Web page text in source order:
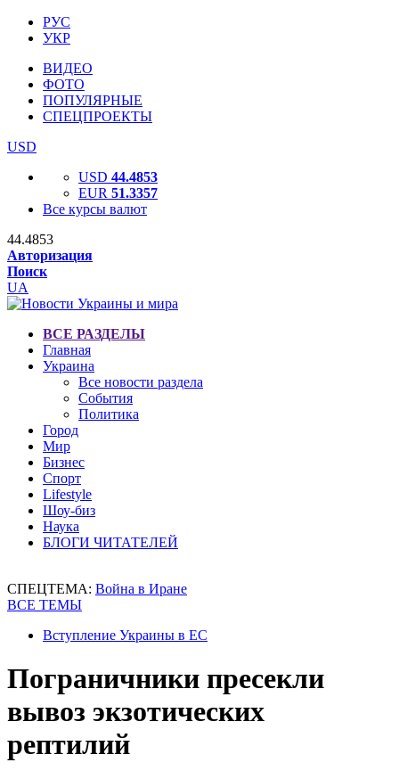
РУС
УКР
ВИДЕО
ФОТО
ПОПУЛЯРНЫЕ
СПЕЦПРОЕКТЫ
USD
USD 44.4853
EUR 51.3357
Все курсы валют
44.4853
Авторизация
Поиск
UA
ВСЕ РАЗДЕЛЫ
Главная
Украина
Все новости раздела
События
Политика
Город
Мир
Бизнес
Спорт
Lifestyle
Шоу-биз
Наука
БЛОГИ ЧИТАТЕЛЕЙ
СПЕЦТЕМА: Война в Иране
ВСЕ ТЕМЫ
Вступление Украины в ЕС
Пограничники пресекли
вывоз экзотических
рептилий